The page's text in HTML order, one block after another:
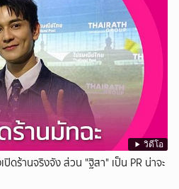
วิดีโอ
ดร้านจริงจัง ส่วน "ฐิสา" เป็น PR น่าจะ